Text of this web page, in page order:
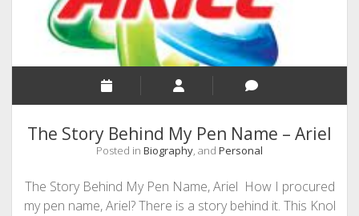
–
ഒരു
അടിക്കുറിപ്പ്
The Story Behind My Pen Name – Ariel
Posted in Biography, and Personal
The Story Behind My Pen Name, Ariel How I procured
my pen name, Ariel? There is a story behind it. This Knol